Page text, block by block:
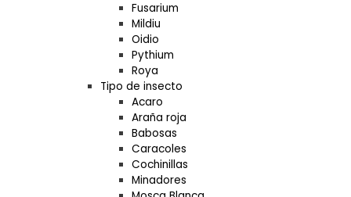
Fusarium
Mildiu
Oidio
Pythium
Roya
Tipo de insecto
Acaro
Araña roja
Babosas
Caracoles
Cochinillas
Minadores